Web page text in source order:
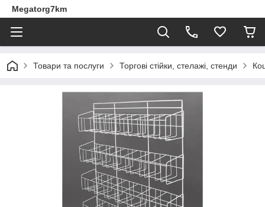
Megatorg7km
Товари та послуги Торгові стійки, стелажі, стенди